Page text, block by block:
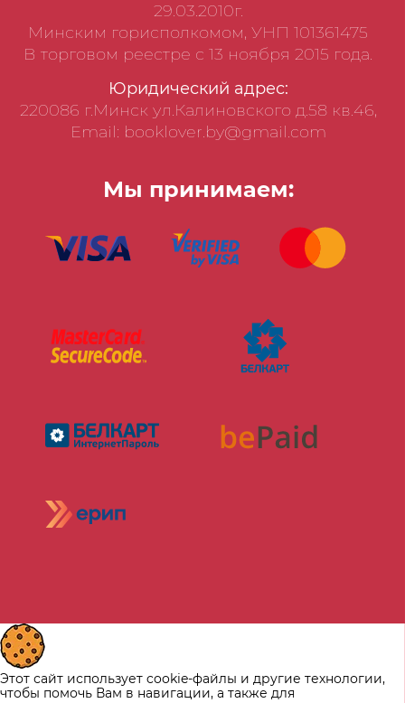
29.03.2010г.
Минским горисполкомом, УНП 101361475
В торговом реестре с 13 ноября 2015 года.
Юридический адрес:
220086 г.Минск ул.Калиновского д.58 кв.46,
Email: booklover.by@gmail.com
Мы принимаем:
Этот сайт использует cookie-файлы и другие технологии,
чтобы помочь Вам в навигации, а также для